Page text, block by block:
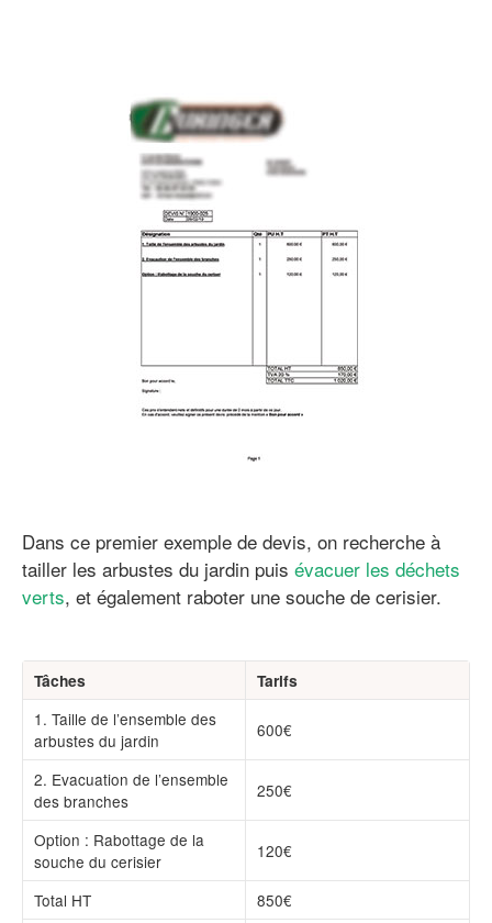
Dans ce premier exemple de devis, on recherche à
tailler les arbustes du jardin puis évacuer les déchets
verts, et également raboter une souche de cerisier.
Tâches
Tarifs
1. Taille de l’ensemble des
arbustes du jardin
600€
2. Evacuation de l’ensemble
des branches
250€
Option : Rabottage de la
souche du cerisier
120€
Total HT
850€